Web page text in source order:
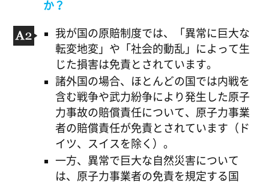
か？
我が国の原賠制度では、「異常に巨大な
転変地変」や「社会的動乱」によって生
じた損害は免責とされています。
諸外国の場合、ほとんどの国では内戦を
含む戦争や武力紛争により発生した原子
力事故の賠償責任について、原子力事業
者の賠償責任が免責とされています（ド
イツ、スイスを除く）。
一方、異常で巨大な自然災害について
は、原子力事業者の免責を規定する国